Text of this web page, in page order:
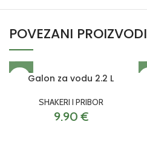
POVEZANI PROIZVODI
SOLD
OUTGalon za vodu 2.2 L
SHAKERI I PRIBOR
9.90€